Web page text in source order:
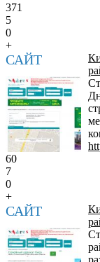
371
5
0
+
САЙТ
60
7
0
+
САЙТ